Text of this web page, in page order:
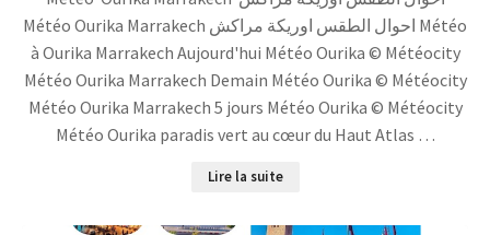
Météo Ourika Marrakech احوال الطقس اوريكة مراكش Météo
à Ourika Marrakech Aujourd'hui Météo Ourika © Météocity
Météo Ourika Marrakech Demain Météo Ourika © Météocity
Météo Ourika Marrakech 5 jours Météo Ourika © Météocity
Météo Ourika paradis vert au cœur du Haut Atlas …
Lire la suite